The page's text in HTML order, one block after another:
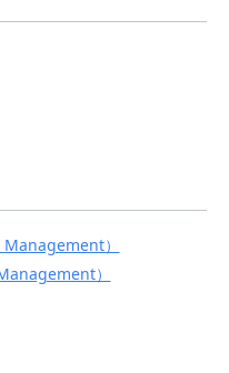
）
）